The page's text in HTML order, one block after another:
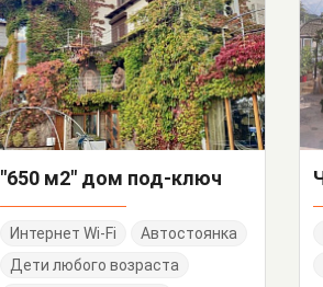
"650 м2" дом под-ключ
Интернет Wi-Fi
Автостоянка
Дети любого возраста